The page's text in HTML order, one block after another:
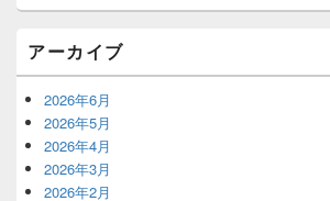
アーカイブ
2026年6月
2026年5月
2026年4月
2026年3月
2026年2月